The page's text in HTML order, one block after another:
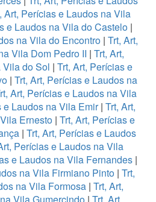
Art, Perícias e Laudos na Vila
e Laudos na Vila do Castelo |
na Vila do Encontro | Trt, Art,
Vila Dom Pedro II | Trt, Art,
Vila do Sol | Trt, Art, Perícias e
| Trt, Art, Perícias e Laudos na
Art, Perícias e Laudos na Vila
e Laudos na Vila Emir| Trt, Art,
Ernesto | Trt, Art, Perícias e
| Trt, Art, Perícias e Laudos
Perícias e Laudos na Vila
e Laudos na Vila Fernandes |
na Vila Firmiano Pinto | Trt,
na Vila Formosa| Trt, Art,